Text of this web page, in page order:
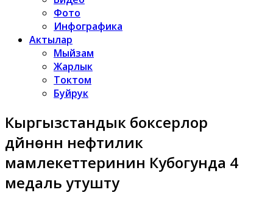
Фото
Инфографика
Актылар
Мыйзам
Жарлык
Токтом
Буйрук
Кыргызстандык боксерлор
дүйнөнүн нефтилик
мамлекеттеринин Кубогунда 4
медаль утушту